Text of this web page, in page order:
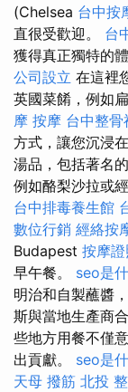
(Chelsea 台中按
直很受歡迎。 台
獲得真正獨特的
公司設立 在這裡
英國菜餚，例如
摩 按摩 台中整骨
方式，讓您沉浸
湯品，包括著名
例如酪梨沙拉或
台中排毒養生館
數位行銷 經絡按
Budapest 按摩
早午餐。 seo是
明治和自製蘸醬
斯與當地生產商
些地方用餐不僅
出貢獻。 seo是
天母 撥筋 北投